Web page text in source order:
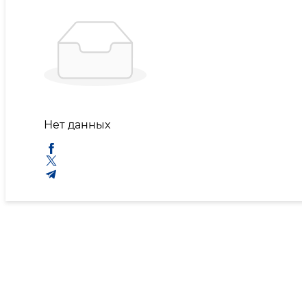
Нет данных